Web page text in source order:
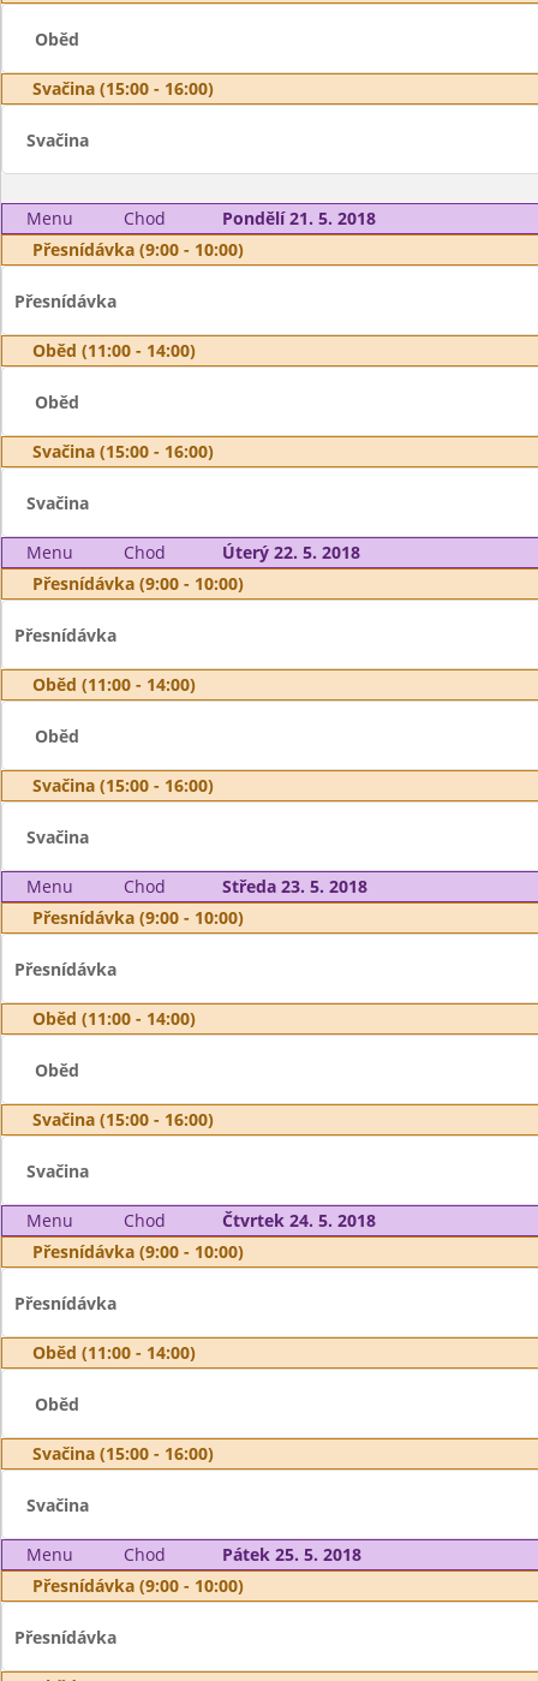
Oběd
Svačina (15:00 - 16:00)
Svačina
Menu Chod
Pondělí 21. 5. 2018
Přesnídávka (9:00 - 10:00)
Přesnídávka
Oběd (11:00 - 14:00)
Oběd
Svačina (15:00 - 16:00)
Svačina
Menu Chod
Úterý 22. 5. 2018
Přesnídávka (9:00 - 10:00)
Přesnídávka
Oběd (11:00 - 14:00)
Oběd
Svačina (15:00 - 16:00)
Svačina
Menu Chod
Středa 23. 5. 2018
Přesnídávka (9:00 - 10:00)
Přesnídávka
Oběd (11:00 - 14:00)
Oběd
Svačina (15:00 - 16:00)
Svačina
Menu Chod
Čtvrtek 24. 5. 2018
Přesnídávka (9:00 - 10:00)
Přesnídávka
Oběd (11:00 - 14:00)
Oběd
Svačina (15:00 - 16:00)
Svačina
Menu Chod
Pátek 25. 5. 2018
Přesnídávka (9:00 - 10:00)
Přesnídávka